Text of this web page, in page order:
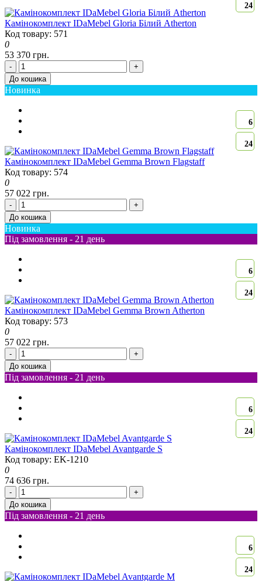
24
Камінокомплект IDaMebel Gloria Білий Atherton
Код товару: 571
0
53 370 грн.
-
+
До кошика
Новинка
6
24
Камінокомплект IDaMebel Gemma Brown Flagstaff
Код товару: 574
0
57 022 грн.
-
+
До кошика
Новинка
Під замовлення - 21 день
6
24
Камінокомплект IDaMebel Gemma Brown Atherton
Код товару: 573
0
57 022 грн.
-
+
До кошика
Під замовлення - 21 день
6
24
Камінокомплект IDaMebel Avantgarde S
Код товару: EK-1210
0
74 636 грн.
-
+
До кошика
Під замовлення - 21 день
6
24